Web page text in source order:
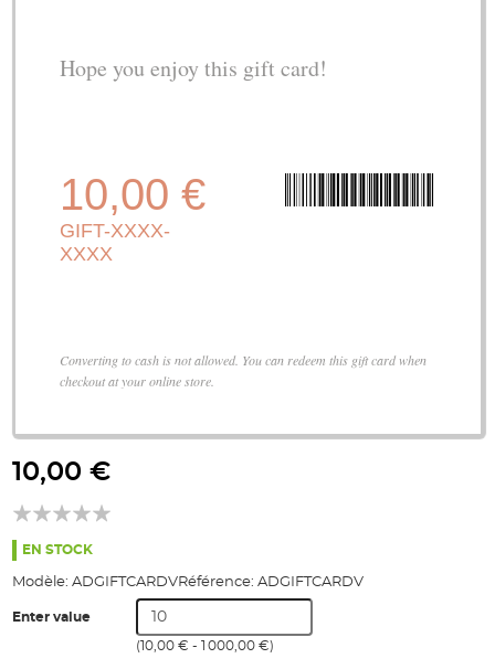
Hope you enjoy this gift card!
10,00 €
GIFT-XXXX-
XXXX
Converting to cash is not allowed. You can redeem this gift card when
checkout at your online store.
to
beginning
the
10,00 €
EN STOCK
Modèle: ADGIFTCARDVRéférence: ADGIFTCARDV
Enter value
(10,00 € - 1 000,00 €)